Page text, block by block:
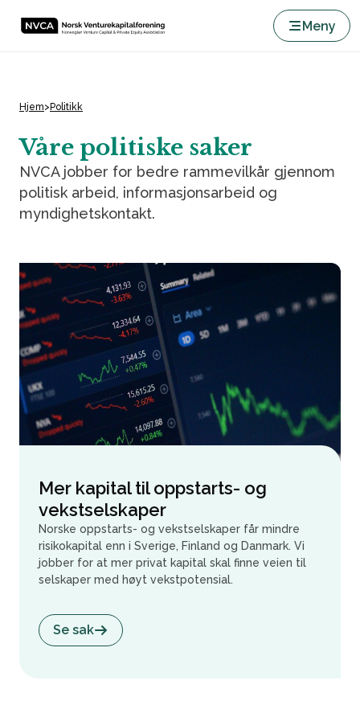
Meny
Hjem> Politikk
Våre politiske saker
NVCA jobber for bedre rammevilkår gjennom
politisk arbeid, informasjonsarbeid og
myndighetskontakt.
Mer kapital til oppstarts- og
vekstselskaper
Norske oppstarts- og vekstselskaper får mindre
risikokapital enn i Sverige, Finland og Danmark. Vi
jobber for at mer privat kapital skal finne veien til
selskaper med høyt vekstpotensial.
Se sak